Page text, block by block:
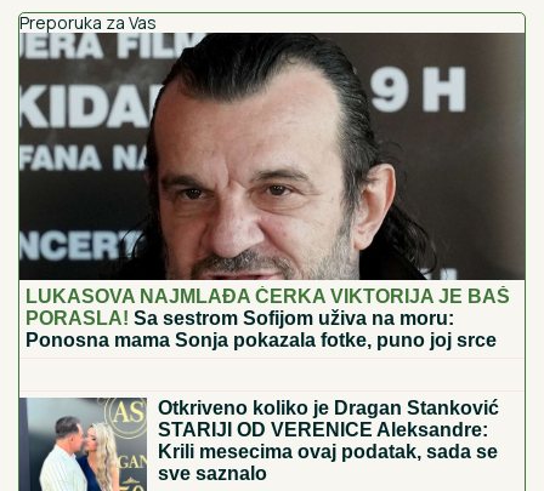
Preporuka za Vas
LUKASOVA NAJMLAĐA ĆERKA VIKTORIJA JE BAŠ
PORASLA! Sa sestrom Sofijom uživa na moru:
Ponosna mama Sonja pokazala fotke, puno joj srce
TRUDNA DOK JE TITANIK TONUO:
Muža više nikada nije videla, a on je
TESTAMENTOM "ZAROBIO" - NJENA
TAJNA i danas ledi krv u žilama